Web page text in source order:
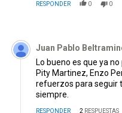
RESPONDER 0 0
Comentario de Juan Pablo
Juan Pablo
Lo bueno es que ya
Pity Martinez, Enzo
refuerzos para seguir
siempre.
RESPONDER 2 RESPUESTAS